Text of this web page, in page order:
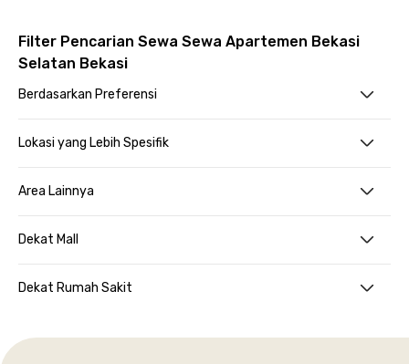
Filter Pencarian Sewa Sewa Apartemen Bekasi
Selatan Bekasi
Berdasarkan Preferensi
Lokasi yang Lebih Spesifik
Area Lainnya
Dekat Mall
Dekat Rumah Sakit